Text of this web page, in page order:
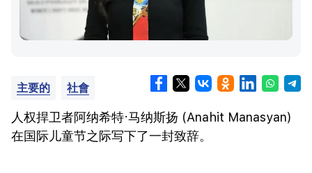
主要的 社會
人权捍卫者阿纳希特·马纳斯扬 (Anahit Manasyan)
在国际儿童节之际写下了一封致辞。